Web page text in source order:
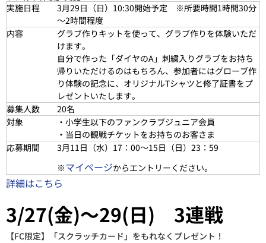
実施日程
3月29日（日）10:30開始予定 ※所要時間1時間30分
～2時間程度
内容
グラブ作りキットを使って、グラブ作りを体験いただ
けます。
自分で作った「ダイヤのA」刺繍入りグラブをお持ち
帰りいただけるのはもちろん、参加者にはグローブ作
り体験の記念に、オリジナルTシャツと修了証書をプ
レゼントいたします。
募集人数
20名
対象
・小学生以下のファンクラブジュニア会員
・当日の観戦チケットをお持ちのお客さま
応募期間
3月11日（水）17：00～15日（日）23：59
※マイページからエントリーください。
詳細はこちら
3/27(金)～29(日) 3連戦
【FC限定】「スクラッチカード」をもれなくプレゼント！